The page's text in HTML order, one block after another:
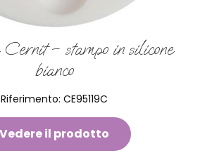
Cernit – stampo in silicone
bianco
Riferimento: CE95119C
Vedere il prodotto